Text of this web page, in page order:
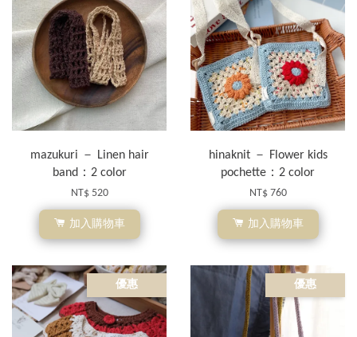
mazukuri － Linen hair
band：2 color
NT$ 520
加入購物車
hinaknit － Flower kids
pochette：2 color
NT$ 760
加入購物車
優惠 優惠